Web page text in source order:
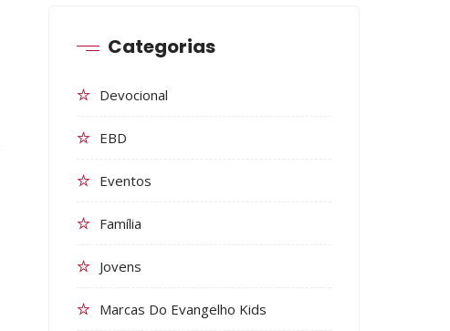
Categorias
Devocional
EBD
Eventos
Família
Jovens
Marcas Do Evangelho Kids